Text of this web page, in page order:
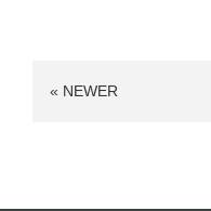
« NEWER